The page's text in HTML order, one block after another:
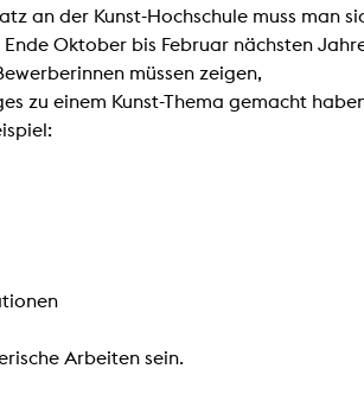
an der Kunst-Hochschule muss man
Oktober bis Februar nächsten
müssen zeigen,
zu einem Kunst-Thema gemacht
Arbeiten sein.